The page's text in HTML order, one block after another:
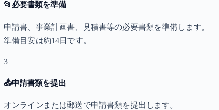
📂 必要書類を準備
申請書、事業計画書、見積書等の必要書類を準備します。
準備目安は約14日です。
3
📤申請書類を提出
オンラインまたは郵送で申請書類を提出します。